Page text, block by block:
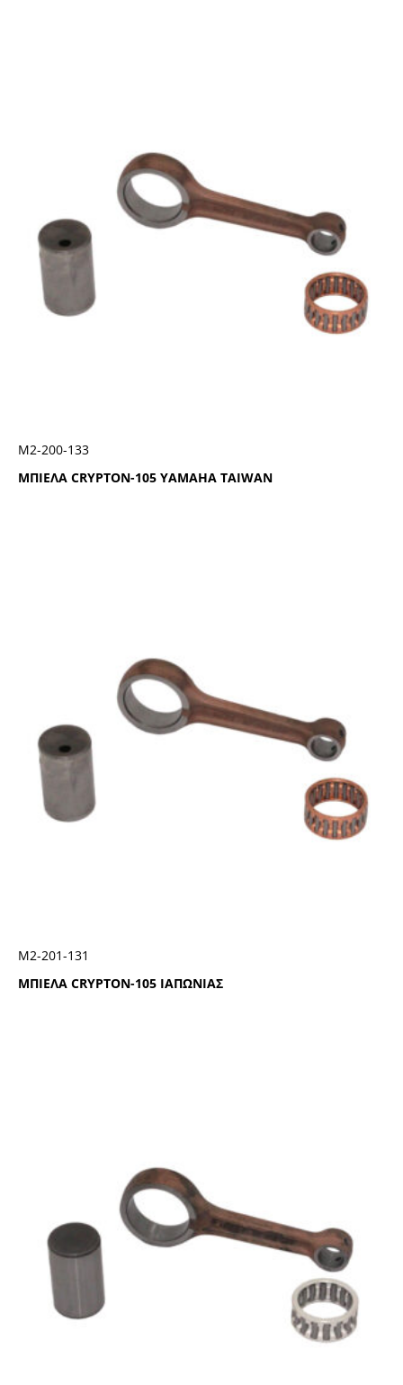
ΜΠΙΕΛΑ CRYPTON-105 YAMAHA TAIWAN
Μ2-200-133
ΜΠΙΕΛΑ CRYPTON-105 ΙΑΠΩΝΙΑΣ
Μ2-201-131